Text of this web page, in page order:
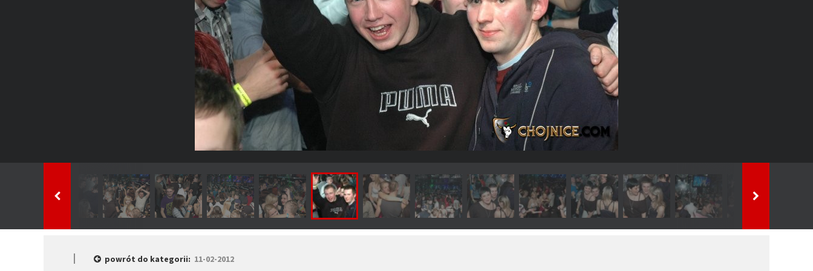
powrót do kategorii: 11-02-2012